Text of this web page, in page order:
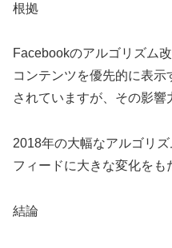
根拠
Facebookのアルゴリズム
コンテンツを優先的に表
されていますが、その影響
2018年の大幅なアルゴリ
フィードに大きな変化をも
結論